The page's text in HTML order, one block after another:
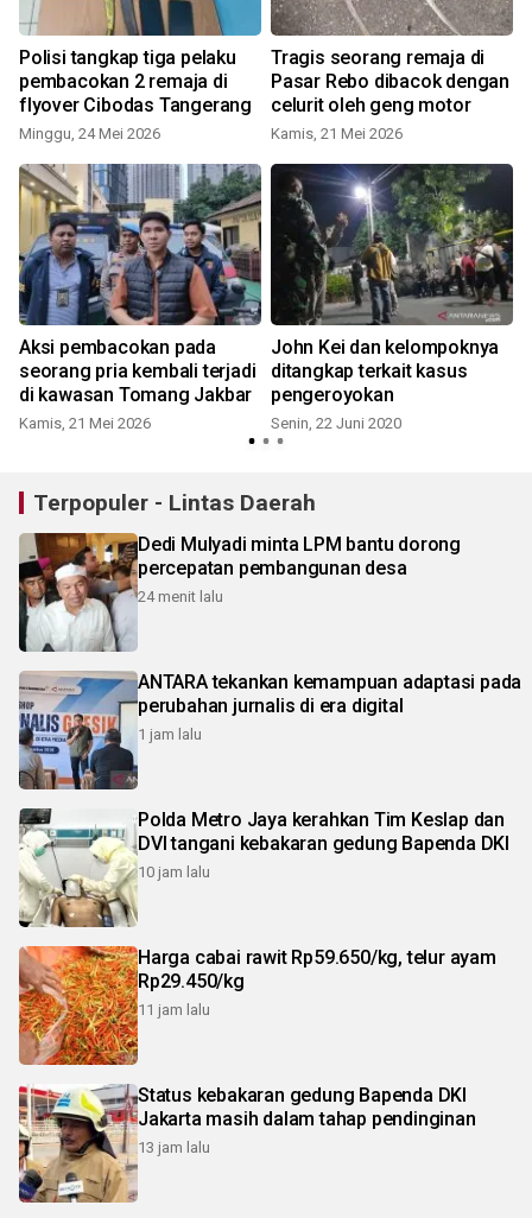
Polisi tangkap tiga pelaku
pembacokan 2 remaja di
flyover Cibodas Tangerang
Minggu, 24 Mei 2026
Tragis seorang remaja di
Pasar Rebo dibacok dengan
celurit oleh geng motor
Kamis, 21 Mei 2026
Aksi pembacokan pada
seorang pria kembali terjadi
di kawasan Tomang Jakbar
Kamis, 21 Mei 2026
John Kei dan kelompoknya
ditangkap terkait kasus
pengeroyokan
Senin, 22 Juni 2020
Terpopuler - Lintas Daerah
Dedi Mulyadi minta LPM bantu dorong
percepatan pembangunan desa
24 menit lalu
ANTARA tekankan kemampuan adaptasi pada
perubahan jurnalis di era digital
1 jam lalu
Polda Metro Jaya kerahkan Tim Keslap dan
DVI tangani kebakaran gedung Bapenda DKI
10 jam lalu
Harga cabai rawit Rp59.650/kg, telur ayam
Rp29.450/kg
11 jam lalu
Status kebakaran gedung Bapenda DKI
Jakarta masih dalam tahap pendinginan
13 jam lalu